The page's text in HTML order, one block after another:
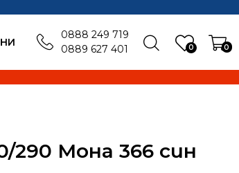
0 0
0888 249 719
0889 627 401
290 Мона 366 син